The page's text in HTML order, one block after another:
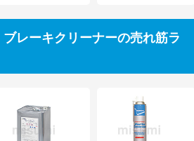
レーキクリーナーの売れ筋ラ